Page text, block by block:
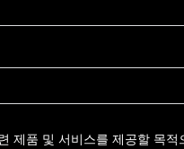
제품 및 서비스를 제공할 목적